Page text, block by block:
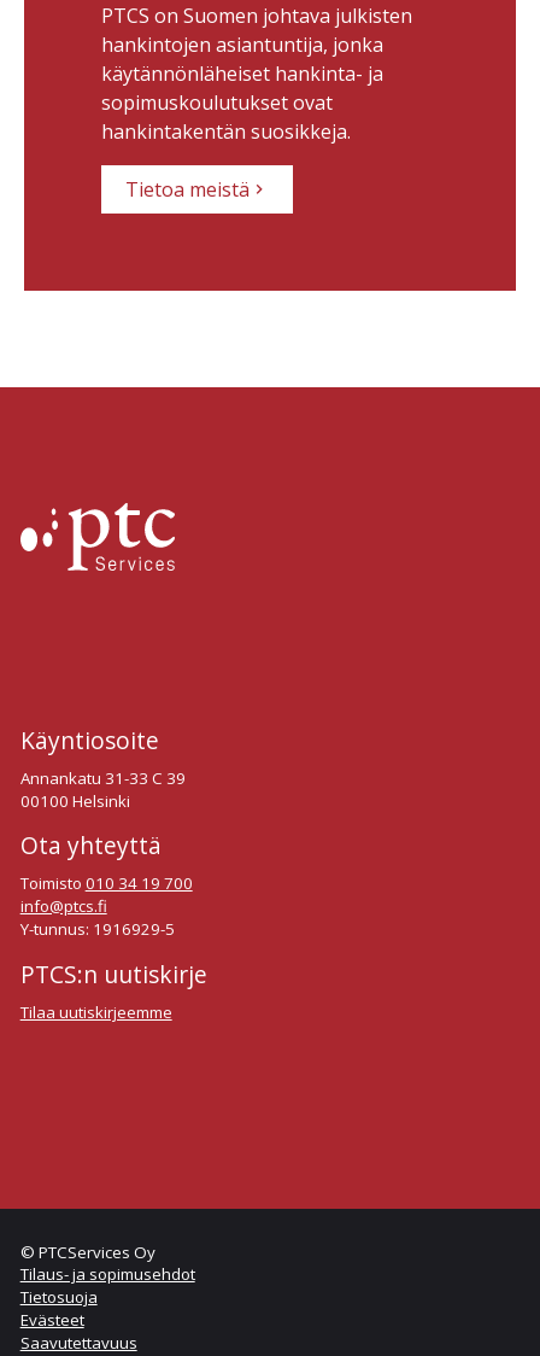
PTCS on Suomen johtava julkisten
hankintojen asiantuntija, jonka
käytännönläheiset hankinta- ja
sopimuskoulutukset ovat
hankintakentän suosikkeja.
Tietoa meistä
PTCS verkkokurssit
Käyntiosoite
Annankatu 31-33 C 39
00100 Helsinki
Ota yhteyttä
Toimisto 010 34 19 700
info@ptcs.fi
Y-tunnus: 1916929-5
PTCS:n uutiskirje
Tilaa uutiskirjeemme
© PTCServices Oy
Tilaus- ja sopimusehdot
Tietosuoja
Evästeet
Saavutettavuus